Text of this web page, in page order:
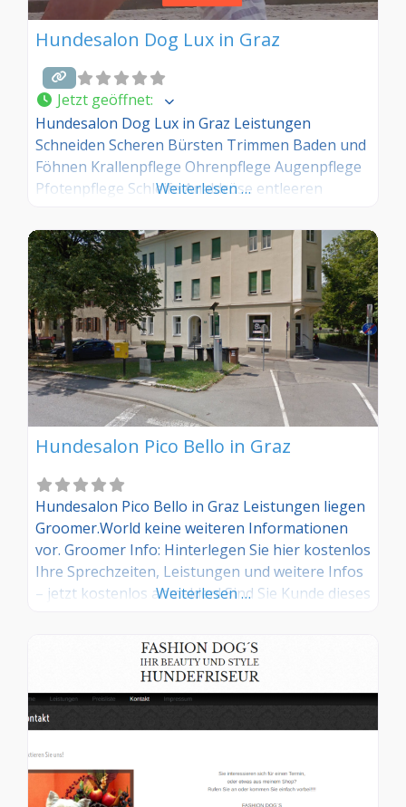
Hundesalon Dog Lux in Graz
Jetzt geöffnet:
Hundesalon Dog Lux in Graz Leistungen
Schneiden Scheren Bürsten Trimmen Baden und
Föhnen Krallenpflege Ohrenpflege Augenpflege
Pfotenpflege Schleife Analdrüse entleeren
Weiterlesen …
Hundesalon Pico Bello in Graz
Hundesalon Pico Bello in Graz Leistungen liegen
Groomer.World keine weiteren Informationen
vor. Groomer Info: Hinterlegen Sie hier kostenlos
Ihre Sprechzeiten, Leistungen und weitere Infos
– jetzt kostenlos anmelden! Sind Sie Kunde dieses
Hundebesitzer/innen!
Weiterlesen …